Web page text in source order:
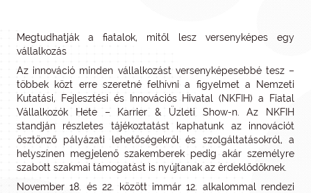
Megtudhatják a fiatalok, mitől lesz versenyképes egy
vállalkozás
Az innováció minden vállalkozást versenyképesebbé tesz –
többek közt erre szeretné felhívni a figyelmet a Nemzeti
Kutatási, Fejlesztési és Innovációs Hivatal (NKFIH) a Fiatal
Vállalkozók Hete – Karrier & Üzleti Show-n. Az NKFIH
standján részletes tájékoztatást kaphatunk az innovációt
ösztönző pályázati lehetőségekről és szolgáltatásokról, a
helyszínen megjelenő szakemberek pedig akár személyre
szabott szakmai támogatást is nyújtanak az érdeklődőknek.
November 18. és 22. között immár 12. alkalommal rendezi